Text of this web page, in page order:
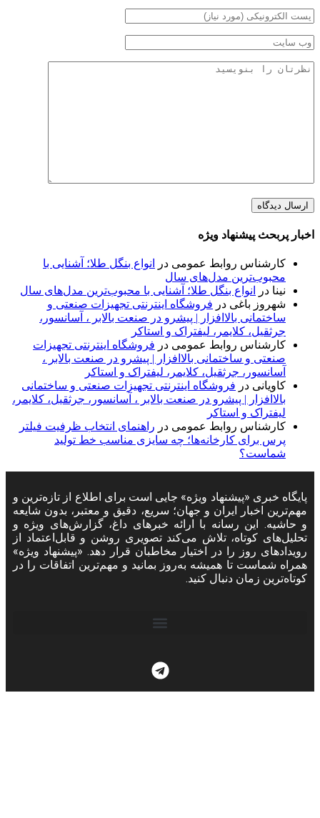
اخبار پربحث پیشنهاد ویژه
کارشناس روابط عمومی در
انواع بنگل طلا؛ آشنایی با
محبوب‌ترین مدل‌های سال
نینا در
انواع بنگل طلا؛ آشنایی با محبوب‌ترین مدل‌های سال
شهروز باغی در فروشگاه اینترنتی تجهیزات صنعتی و
ساختمانی بالاافزار | پیشرو در صنعت بالابر ، آسانسور،
جرثقیل، کلایمر، لیفتراک و استاکر
کارشناس روابط عمومی در فروشگاه اینترنتی تجهیزات
صنعتی و ساختمانی بالاافزار | پیشرو در صنعت بالابر ،
آسانسور، جرثقیل، کلایمر، لیفتراک و استاکر
کاویانی در فروشگاه اینترنتی تجهیزات صنعتی و ساختمانی
بالاافزار | پیشرو در صنعت بالابر ، آسانسور، جرثقیل، کلایمر،
لیفتراک و استاکر
کارشناس روابط عمومی در راهنمای انتخاب ظرفیت فیلتر
پرس برای کارخانه‌ها؛ چه سایزی مناسب خط تولید
شماست؟
پایگاه خبری «پیشنهاد ویژه» جایی است برای اطلاع از تازه‌ترین و
مهم‌ترین اخبار ایران و جهان؛ سریع، دقیق و معتبر، بدون شایعه
و حاشیه. این رسانه با ارائه خبرهای داغ، گزارش‌های ویژه و
تحلیل‌های کوتاه، تلاش می‌کند تصویری روشن و قابل‌اعتماد از
رویدادهای روز را در اختیار مخاطبان قرار دهد. «پیشنهاد ویژه»
همراه شماست تا همیشه به‌روز بمانید و مهم‌ترین اتفاقات را در
کوتاه‌ترین زمان دنبال کنید.